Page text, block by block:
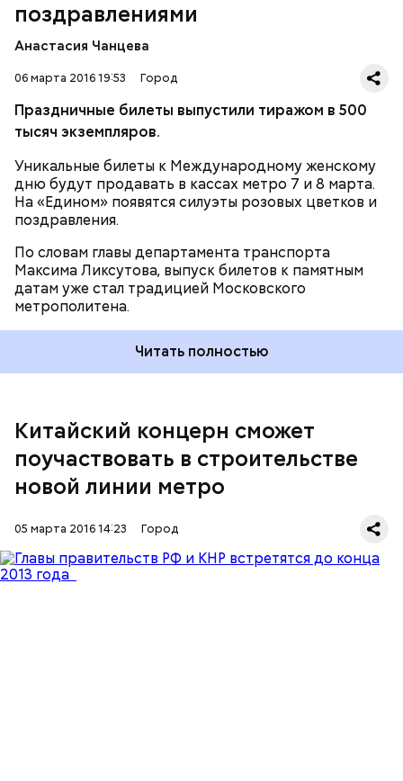
поздравлениями
Анастасия Чанцева
06 марта 2016 19:53 Город
Праздничные билеты выпустили тиражом в 500
тысяч экземпляров.
Уникальные билеты к Международному женскому
дню будут продавать в кассах метро 7 и 8 марта.
На «Едином» появятся силуэты розовых цветков и
поздравления.
По словам главы департамента транспорта
Максима Ликсутова, выпуск билетов к памятным
датам уже стал традицией Московского
метрополитена.
каждодневные поездки москвичей. Тысячи
коллекционеров и любителей метро пополняют
ими свои коллекции, — рассказал Ликсутов.
Читать полностью
Китайский концерн сможет
поучаствовать в строительстве
новой линии метро
05 марта 2016 14:23 Город
составить около 14 километров. На нем
расположатся семь станций.